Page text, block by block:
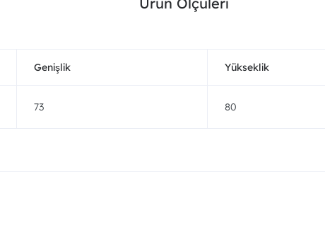
Genişlik Yükseklik
73 80